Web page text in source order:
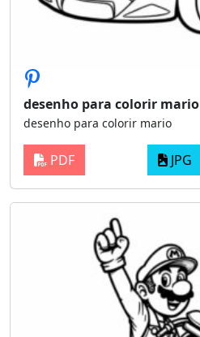
desenho para colorir mario
desenho para colorir mario
PDF JPG